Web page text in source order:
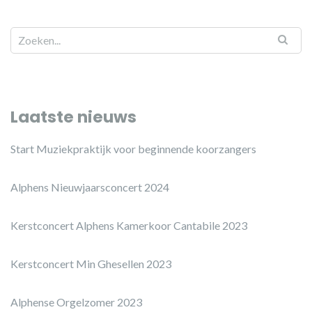
Laatste nieuws
Start Muziekpraktijk voor beginnende koorzangers
Alphens Nieuwjaarsconcert 2024
Kerstconcert Alphens Kamerkoor Cantabile 2023
Kerstconcert Min Ghesellen 2023
Alphense Orgelzomer 2023